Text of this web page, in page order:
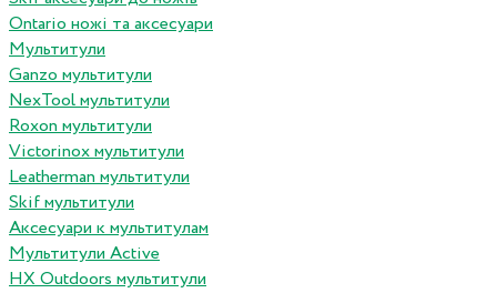
Ontario ножі та аксесуари
Мультитули
Ganzo мультитули
NexTool мультитули
Roxon мультитули
Victorinox мультитули
Leatherman мультитули
Skif мультитули
Аксесуари к мультитулам
Мультитули Active
HX Outdoors мультитули